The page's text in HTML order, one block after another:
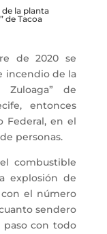
la planta
de Tacoa
de 2020 se
incendio de la
Zuloaga” de
entonces
Federal, en el
personas.
combustible
explosión de
el número
sendero
paso con todo